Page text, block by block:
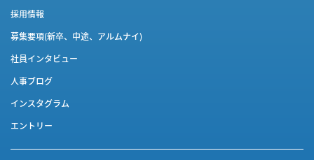
採用情報
募集要項(新卒、中途、アルムナイ)
社員インタビュー
人事ブログ
インスタグラム
エントリー